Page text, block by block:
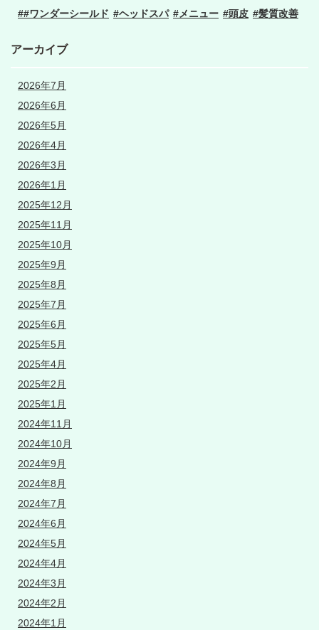
#ワンダーシールド ヘッドスパ メニュー 頭皮 髪質改善
アーカイブ
2026年7月
2026年6月
2026年5月
2026年4月
2026年3月
2026年1月
2025年12月
2025年11月
2025年10月
2025年9月
2025年8月
2025年7月
2025年6月
2025年5月
2025年4月
2025年2月
2025年1月
2024年11月
2024年10月
2024年9月
2024年8月
2024年7月
2024年6月
2024年5月
2024年4月
2024年3月
2024年2月
2024年1月